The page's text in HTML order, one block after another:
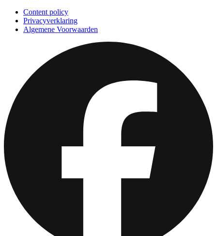
Content policy
Privacyverklaring
Algemene Voorwaarden